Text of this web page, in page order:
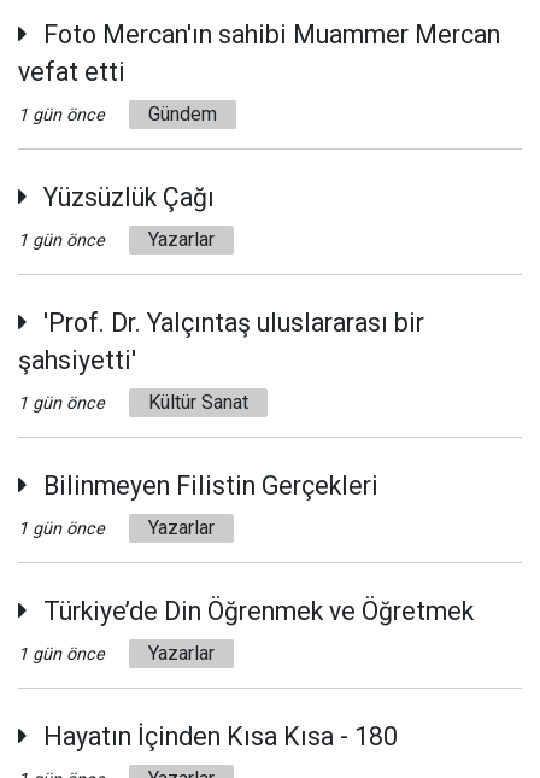
Foto Mercan'ın sahibi Muammer Mercan
vefat etti
1 gün önce Gündem
Yüzsüzlük Çağı
1 gün önce Yazarlar
'Prof. Dr. Yalçıntaş uluslararası bir
şahsiyetti'
1 gün önce Kültür Sanat
Bilinmeyen Filistin Gerçekleri
1 gün önce Yazarlar
Türkiye’de Din Öğrenmek ve Öğretmek
1 gün önce Yazarlar
Hayatın İçinden Kısa Kısa - 180